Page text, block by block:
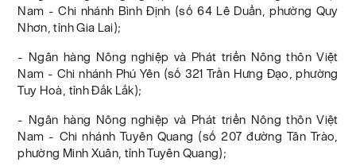
Nam - Chi nhánh Bình Định (số 64 Lê Duẩn, phường Quy
Nhơn, tỉnh Gia Lai);
- Ngân hàng Nông nghiệp và Phát triển Nông thôn Việt
Nam - Chi nhánh Phú Yên (số 321 Trần Hưng Đạo, phường
Tuy Hoà, tỉnh Đắk Lắk);
- Ngân hàng Nông nghiệp và Phát triển Nông thôn Việt
Nam - Chi nhánh Tuyên Quang (số 207 đường Tân Trào,
phường Minh Xuân, tỉnh Tuyên Quang);